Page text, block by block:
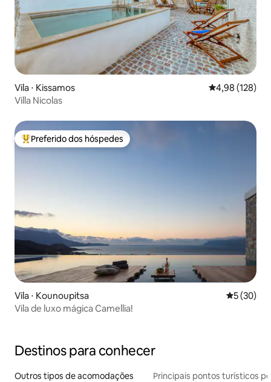
Vila ⋅ Kissamos 4,98 de uma
4,98 (128)
Villa Nicolas
Entre os melhores preferidos dos hóspedes
Preferido dos hóspedes
Vila ⋅ Kounoupitsa 5 de uma
5 (30)
Vila de luxo mágica Camellia!
Destinos para conhecer
Outros tipos de acomodações Principais pontos turísticos